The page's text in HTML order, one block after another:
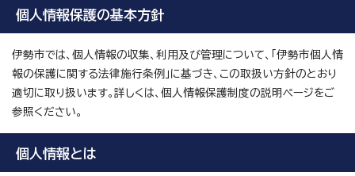
個人情報保護の基本方針
伊勢市では、個人情報の収集、利用及び管理について、「伊勢市個人情
報の保護に関する法律施行条例」に基づき、この取扱い方針のとおり
適切に取り扱います。詳しくは、個人情報保護制度の説明ページをご
参照ください。
個人情報とは